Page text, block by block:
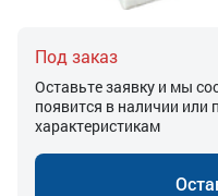
Под заказ
Оставьте заявку и мы
появится в наличии
характеристикам